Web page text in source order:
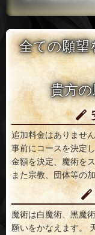
全ての願望
貴方
追加料金はありません
事前にコースを決定し
金額を決定、魔術を
また宗教、団体等の
魔術は白魔術、黒魔
願いをかなえます。